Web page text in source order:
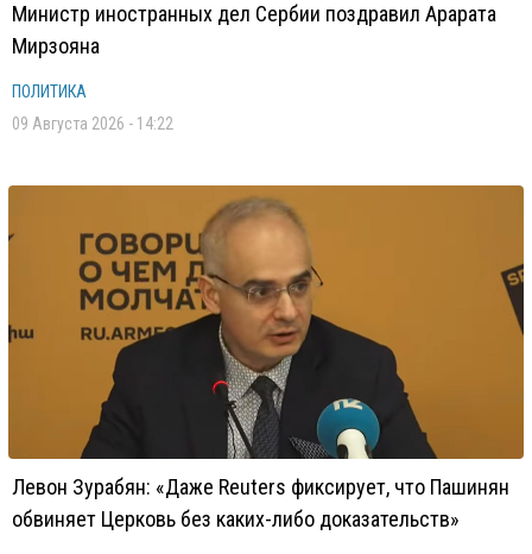
Министр иностранных дел Сербии поздравил Арарата
Мирзояна
ПОЛИТИКА
09 Августа 2026 - 14:22
Левон Зурабян: «Даже Reuters фиксирует, что Пашинян
обвиняет Церковь без каких-либо доказательств»